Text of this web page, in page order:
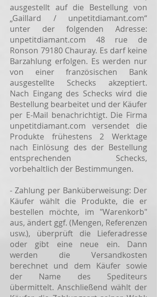
ausgestellt auf die Bestellung von
„Gaillard / unpetitdiamant.com“
unter der folgenden Adresse:
unpetitdiamant.com 48 rue de
Ronson 79180 Chauray. Es darf keine
Barzahlung erfolgen. Es werden nur
von einer französischen Bank
ausgestellte Schecks akzeptiert.
Nach Eingang des Schecks wird die
Bestellung bearbeitet und der Käufer
per E-Mail benachrichtigt. Die Firma
unpetitdiamant.com versendet die
Produkte frühestens 2 Werktage
nach Einlösung des der Bestellung
entsprechenden Schecks,
vorbehaltlich der Bestimmungen.
- Zahlung per Banküberweisung: Der
Käufer wählt die Produkte, die er
bestellen möchte, im "Warenkorb"
aus, ändert ggf. (Mengen, Referenzen
usw.), überprüft die Lieferadresse
oder gibt eine neue ein. Dann
werden die Versandkosten
berechnet und dem Käufer sowie
der Name des Spediteurs
übermittelt. Anschließend wählt der